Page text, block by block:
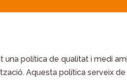
una política de qualitat i medi
Aquesta política serveix